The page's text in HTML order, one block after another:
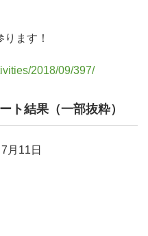
ます！
2018/09/397/
ト結果（一部抜粋）
7 月 11 日